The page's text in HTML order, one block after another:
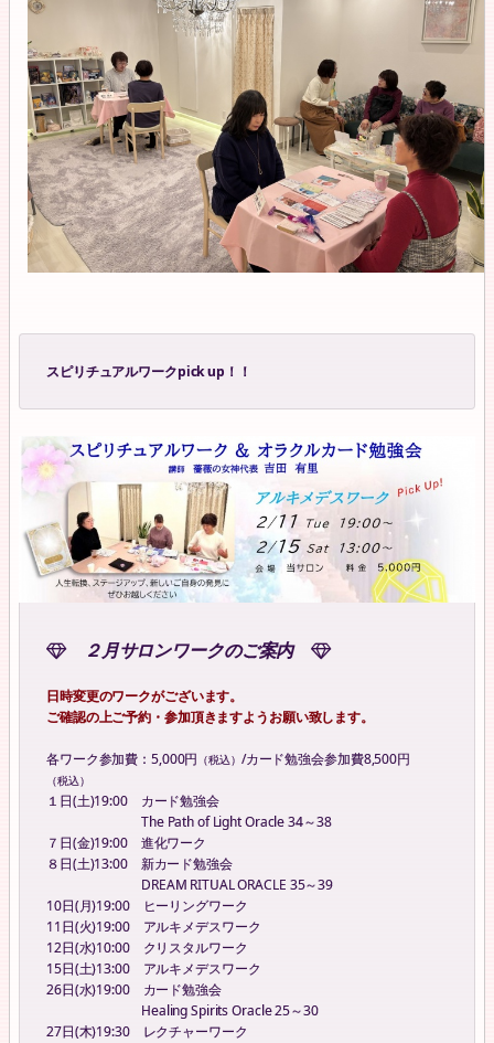
スピリチュアルワークpick up！！
２月サロンワークのご案内
日時変更のワークがございます。
ご確認の上ご予約・参加頂きますようお願い致します。
各ワーク参加費：5,000円 （税込） /カード勉強会参加費8,500円
（税込）
１日(土)19:00 カード勉強会
The Path of Light Oracle 34～38
７日(金)19:00 進化ワーク
８日(土)13:00 新カード勉強会
DREAM RITUAL ORACLE 35～39
10日(月)19:00 ヒーリングワーク
11日(火)19:00 アルキメデスワーク
12日(水)10:00 クリスタルワーク
15日(土)13:00 アルキメデスワーク
26日(水)19:00 カード勉強会
Healing Spirits Oracle 25～30
27日(木)19:30 レクチャーワーク